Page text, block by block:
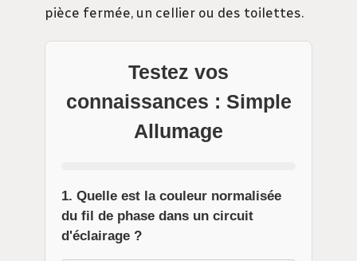
pièce fermée, un cellier ou des toilettes.
Testez vos
connaissances : Simple
Allumage
1. Quelle est la couleur normalisée
du fil de phase dans un circuit
d'éclairage ?